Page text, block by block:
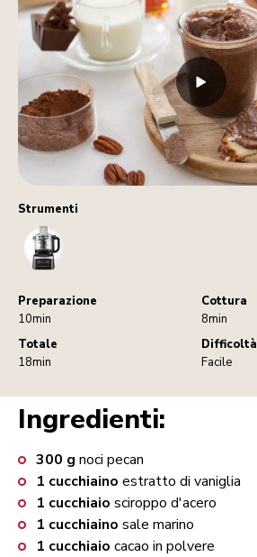
Strumenti
FoodProcessor
Preparazione
10min
Cottura
8min
Totale
18min
Difficoltà
Facile
Ingredienti:
300 g noci pecan
1 cucchiaino estratto di vaniglia
1 cucchiaio sciroppo d'acero
1 cucchiaino sale marino
1 cucchiaio cacao in polvere